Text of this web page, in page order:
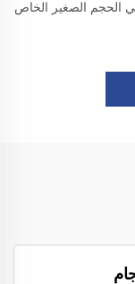
الحجم الصغير الخاص